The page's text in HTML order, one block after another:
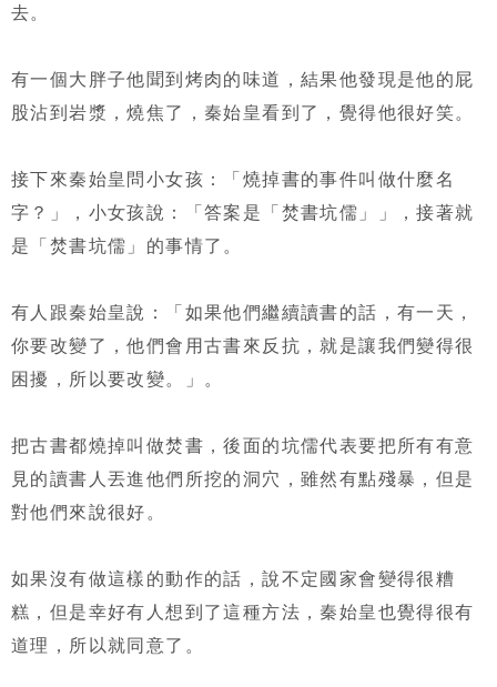
去。
有一個大胖子他聞到烤肉的味道，結果他發現是他的屁
股沾到岩漿，燒焦了，秦始皇看到了，覺得他很好笑。
接下來秦始皇問小女孩：「燒掉書的事件叫做什麼名
字？」，小女孩說：「答案是「焚書坑儒」」，接著就
是「焚書坑儒」的事情了。
有人跟秦始皇說：「如果他們繼續讀書的話，有一天，
你要改變了，他們會用古書來反抗，就是讓我們變得很
困擾，所以要改變。」。
把古書都燒掉叫做焚書，後面的坑儒代表要把所有有意
見的讀書人丟進他們所挖的洞穴，雖然有點殘暴，但是
對他們來說很好。
如果沒有做這樣的動作的話，說不定國家會變得很糟
糕，但是幸好有人想到了這種方法，秦始皇也覺得很有
道理，所以就同意了。